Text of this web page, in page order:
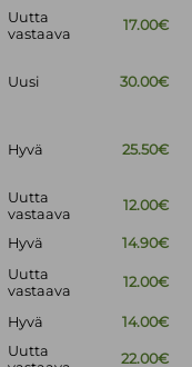
Uutta
vastaava
17.00€
Uusi 30.00€
Hyvä 25.50€
Uutta
vastaava
12.00€
Hyvä
14.90€
Uutta
vastaava
12.00€
Hyvä 14.00€
Uutta
22.00€